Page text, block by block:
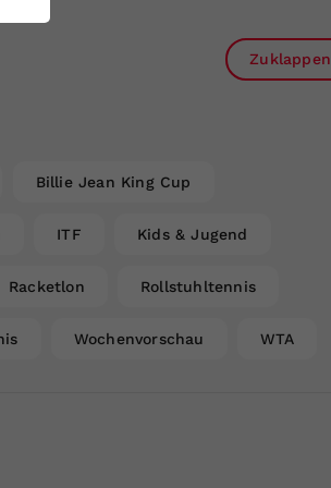
Zuklappen
Billie Jean King Cup
ITF Kids & Jugend
Racketlon Rollstuhltennis
Wochenvorschau WTA